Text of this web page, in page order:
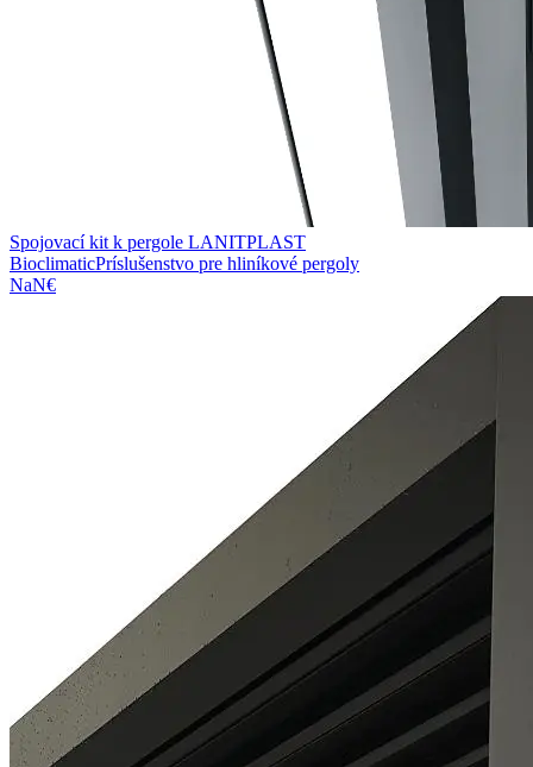
Spojovací kit k pergole LANITPLAST
BioclimaticPríslušenstvo pre hliníkové pergoly
NaN€